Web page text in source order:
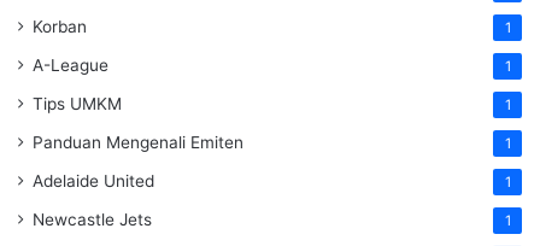
Korban 1
A-League 1
Tips UMKM 1
Panduan Mengenali Emiten 1
Adelaide United 1
Newcastle Jets 1